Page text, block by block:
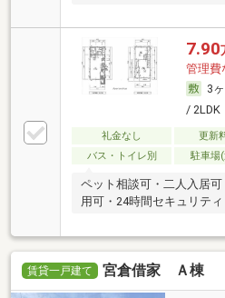
7.90
管理費
3
/ 2LDK
礼金なし 更新
バス・トイレ別
駐車場
ペット相談可・二人入居
用可・24時間セキュリテ
賃貸一戸建て 宮倉借家 Ａ棟